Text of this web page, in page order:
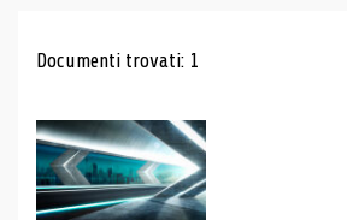
Risultati di ricerca
Documenti trovati: 1